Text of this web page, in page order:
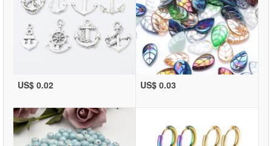
US$ 0.02 US$ 0.03